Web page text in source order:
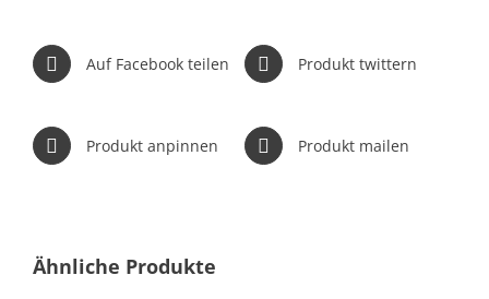
Auf Facebook teilen Produkt twittern
Produkt anpinnen Produkt mailen
Ähnliche Produkte